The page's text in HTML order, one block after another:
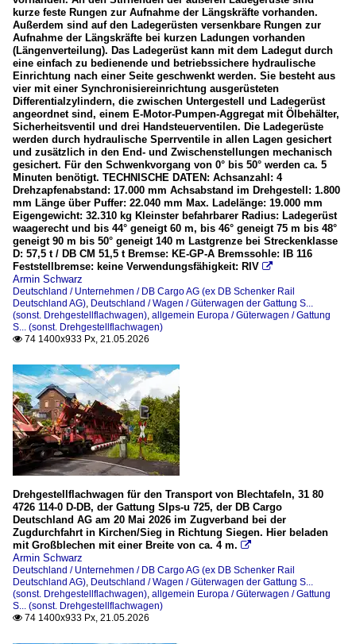
kurze feste Rungen zur Aufnahme der Längskräfte vorhanden.
Außerdem sind auf den Ladegerüsten versenkbare Rungen zur
Aufnahme der Längskräfte bei kurzen Ladungen vorhanden
(Längenverteilung). Das Ladegerüst kann mit dem Ladegut durch
eine einfach zu bedienende und betriebssichere hydraulische
Einrichtung nach einer Seite geschwenkt werden. Sie besteht aus
vier mit einer Synchronisiereinrichtung ausgerüsteten
Differentialzylindern, die zwischen Untergestell und Ladegerüst
angeordnet sind, einem E-Motor-Pumpen-Aggregat mit Ölbehälter,
Sicherheitsventil und drei Handsteuerventilen. Die Ladegerüste
werden durch hydraulische Sperrventile in allen Lagen gesichert
und zusätzlich in den End- und Zwischenstellungen mechanisch
gesichert. Für den Schwenkvorgang von 0° bis 50° werden ca. 5
Minuten benötigt. TECHNISCHE DATEN: Achsanzahl: 4
Drehzapfenabstand: 17.000 mm Achsabstand im Drehgestell: 1.800
mm Länge über Puffer: 22.040 mm Max. Ladelänge: 19.000 mm
Eigengewicht: 32.310 kg Kleinster befahrbarer Radius: Ladegerüst
waagerecht und bis 44° geneigt 60 m, bis 46° geneigt 75 m bis 48°
geneigt 90 m bis 50° geneigt 140 m Lastgrenze bei Streckenklasse
D: 57,5 t / DB CM 51,5 t Bremse: KE-GP-A Bremssohle: IB 116
Feststellbremse: keine Verwendungsfähigkeit: RIV 
Armin Schwarz
Deutschland / Unternehmen / DB Cargo AG (ex DB Schenker Rail
Deutschland AG), Deutschland / Wagen / Güterwagen der Gattung S...
(sonst. Drehgestellflachwagen), allgemein Europa / Güterwagen / Gattung
S... (sonst. Drehgestellflachwagen)
 74 1400x933 Px, 21.05.2026
Drehgestellflachwagen für den Transport von Blechtafeln, 31 80
4726 114-0 D-DB, der Gattung Slps-u 725, der DB Cargo
Deutschland AG am 20 Mai 2026 im Zugverband bei der
Zugdurchfahrt in Kirchen/Sieg in Richtung Siegen. Hier beladen
mit Großblechen mit einer Breite von ca. 4 m. 
Armin Schwarz
Deutschland / Unternehmen / DB Cargo AG (ex DB Schenker Rail
Deutschland AG), Deutschland / Wagen / Güterwagen der Gattung S...
(sonst. Drehgestellflachwagen), allgemein Europa / Güterwagen / Gattung
S... (sonst. Drehgestellflachwagen)
 74 1400x933 Px, 21.05.2026